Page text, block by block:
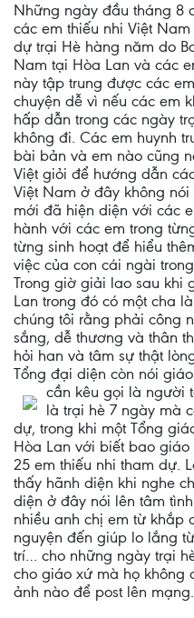
Những ngày đầu tháng 8
các em thiếu nhi Việt
dự trại Hè hàng năm do
Nam tại Hòa Lan và các
này tập trung được các
chuyện dễ vì nếu các em
hấp dẫn trong các ngày
không đi. Các em huynh
bài bản và em nào cũng
Việt giỏi để hướng dẫn
Việt Nam ở đây không
mới đã hiện diện với các
hành với các em trong
từng sinh hoạt để hiểu
việc của con cái ngài
Trong giờ giải lao sau khi
Lan trong đó có một cha
chúng tôi rằng phải công
sắng, dễ thương và thân
hỏi han và tâm sự thật
Tổng đại diện còn nói
cần kêu gọi là người
là trại hè 7 ngày mà
dự, trong khi một Tổng
Hòa Lan với biết bao
25 em thiếu nhi tham dự.
thấy hãnh diện khi nghe
diện ở đây nói lên tâm
nhiều anh chị em từ khắp
nguyện đến giúp lo lắng
trí… cho những ngày trại
cho giáo xứ mà họ không
ảnh nào để post lên mạng.